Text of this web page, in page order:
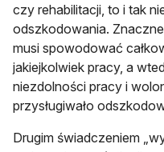
czy rehabilitacji, to i tak
odszkodowania.
musi spowodować
jakiejkolwiek pracy, a
niezdolności pracy i
przysługiwało
Drugim świadczeniem